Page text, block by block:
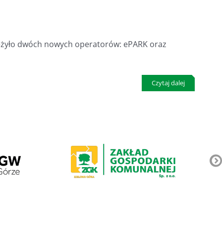
dwóch nowych operatorów: ePARK oraz
Czytaj dalej